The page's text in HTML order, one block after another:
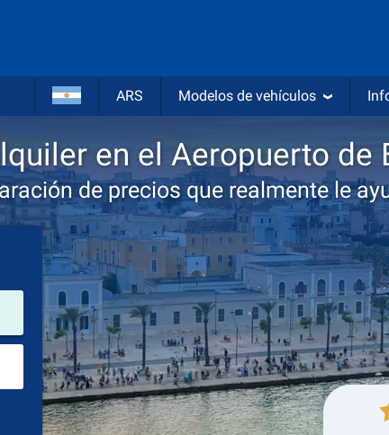
ARS Modelos de vehículos
en el Aeropuerto de
de precios que realmente le
lugar de alquiler
Lugar de devolución
Recogida Devolución